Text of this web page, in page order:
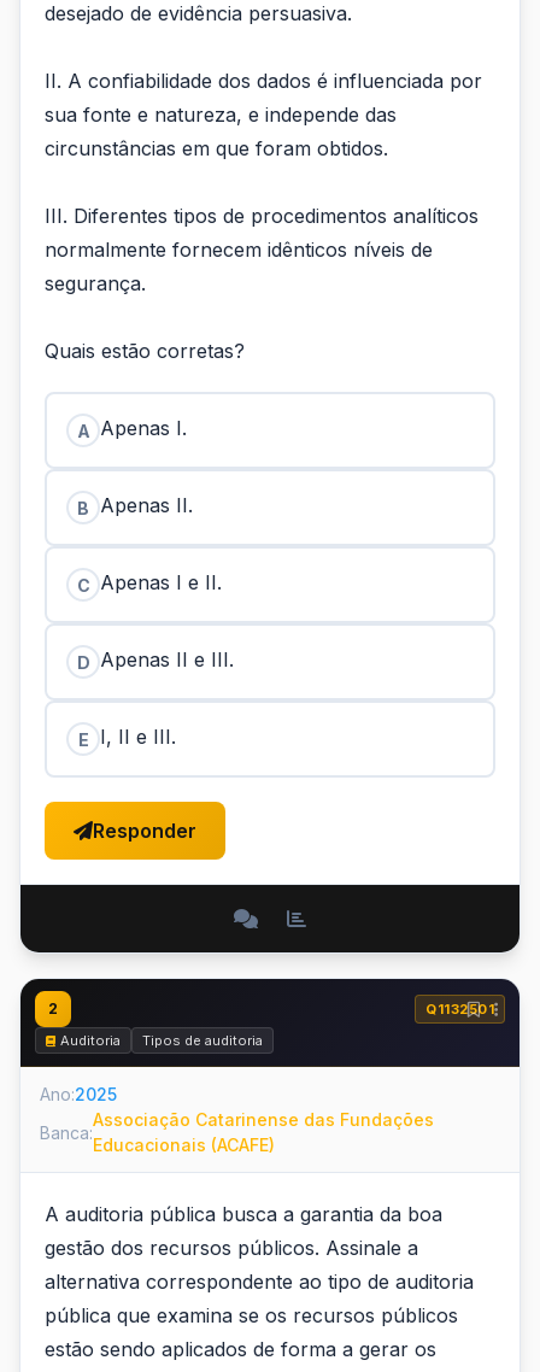
desejado de evidência persuasiva.
II. A confiabilidade dos dados é influenciada por
sua fonte e natureza, e independe das
circunstâncias em que foram obtidos.
III. Diferentes tipos de procedimentos analíticos
normalmente fornecem idênticos níveis de
segurança.
Quais estão corretas?
A Apenas I.
B Apenas II.
C Apenas I e II.
D Apenas II e III.
E I, II e III.
Responder
2
Q1132501
Auditoria
Tipos de auditoria
Ano:2025
Banca:
Associação Catarinense das Fundações
Educacionais (ACAFE)
A auditoria pública busca a garantia da boa
gestão dos recursos públicos. Assinale a
alternativa correspondente ao tipo de auditoria
pública que examina se os recursos públicos
estão sendo aplicados de forma a gerar os